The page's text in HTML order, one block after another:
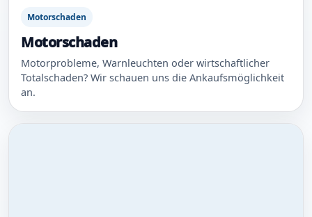
Motorschaden
Motorschaden
Motorprobleme, Warnleuchten oder wirtschaftlicher
Totalschaden? Wir schauen uns die Ankaufsmöglichkeit
an.